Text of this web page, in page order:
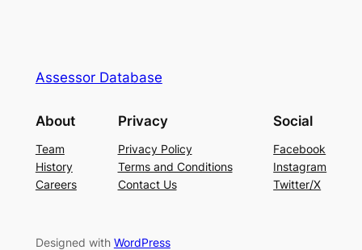
Assessor Database
About
Team
History
Careers
Privacy
Privacy Policy
Terms and Conditions
Contact Us
Social
Facebook
Instagram
Twitter/X
Designed with WordPress